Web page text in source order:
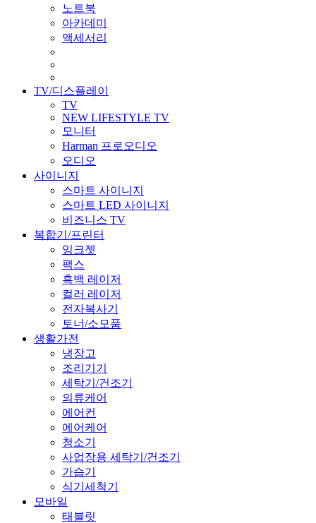
노트북
아카데미
액세서리
TV/디스플레이
TV
NEW LIFESTYLE TV
모니터
Harman 프로오디오
오디오
사이니지
스마트 사이니지
스마트 LED 사이니지
비즈니스 TV
복합기/프린터
잉크젯
팩스
흑백 레이저
컬러 레이저
전자복사기
토너/소모품
생활가전
냉장고
조리기기
세탁기/건조기
의류케어
에어컨
에어케어
청소기
사업장용 세탁기/건조기
가습기
식기세척기
모바일
태블릿